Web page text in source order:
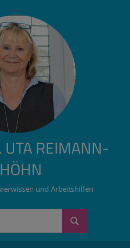
UTA REIMANN-
HÖHN
und Arbeitshilfen
Suchen